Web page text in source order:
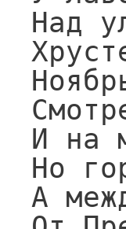
Над
И на
Но
А